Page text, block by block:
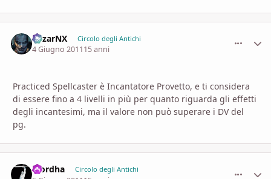
MizarNX Circolo degli Antichi
4 Giugno 201115 anni
Practiced Spellcaster è Incantatore Provetto, e ti considera
di essere fino a 4 livelli in più per quanto riguarda gli effetti
degli incantesimi, ma il valore non può superare i DV del
pg.
Mordha Circolo degli Antichi